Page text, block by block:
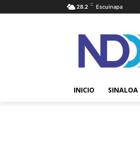
28.2 C Escuinapa
INICIO SINALOA